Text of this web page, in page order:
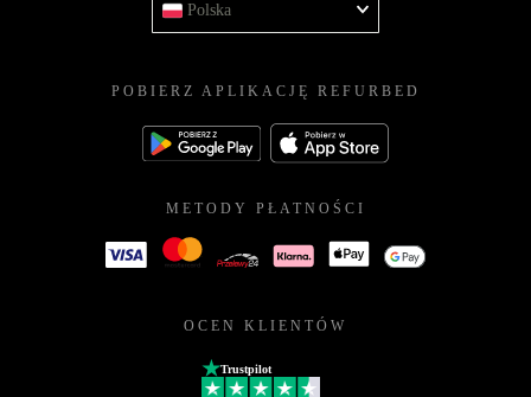
Polska
POBIERZ APLIKACJĘ REFURBED
METODY PŁATNOŚCI
OCEN KLIENTÓW
Trustpilot